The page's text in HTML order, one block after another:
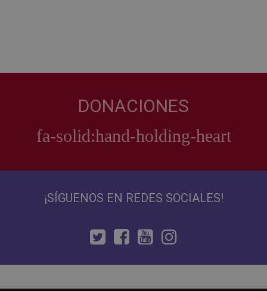
DONACIONES
¡SÍGUENOS EN REDES SOCIALES!